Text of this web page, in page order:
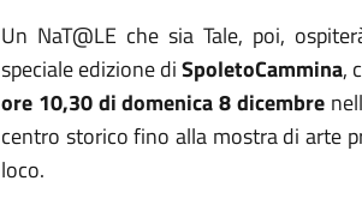
Un NaT@LE che sia Tale, poi,
speciale edizione diSpoletoCammina,
ore 10,30 di domenica 8 dicembre
centro storico fino alla mostra di arte
loco.